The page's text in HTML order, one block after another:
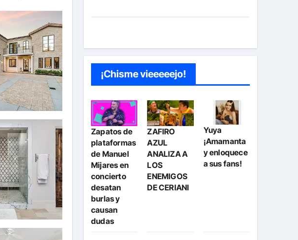
¡Chisme vieeeeejo!
Zapatos de
plataformas
de Manuel
Mijares en
concierto
desatan
burlas y
causan
dudas
ZAFIRO
AZUL
ANALIZA A
LOS
ENEMIGOS
DE CERIANI
Yuya
¡Amamanta
y enloquece
a sus fans!